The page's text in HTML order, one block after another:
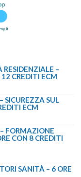
RESIDENZIALE –
CREDITI ECM
SICUREZZA SUL
ECM
FORMAZIONE
CON 8 CREDITI
SANITÀ – 6 ORE